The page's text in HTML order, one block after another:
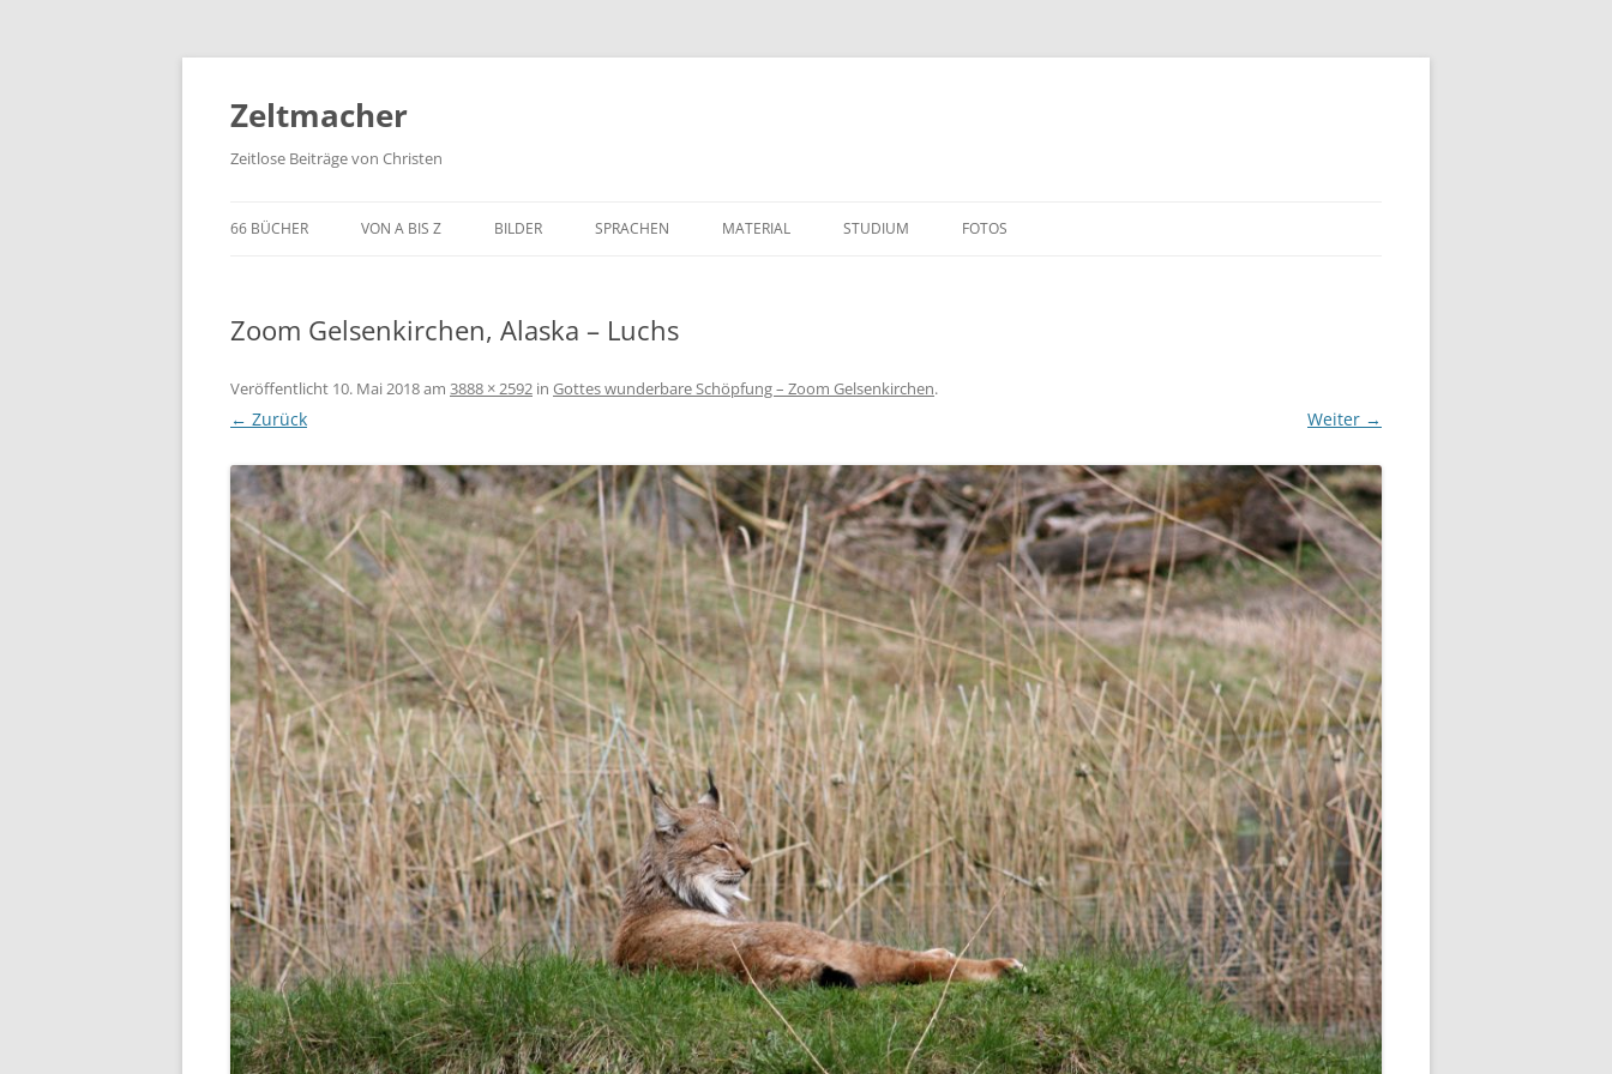
Zum
springen
Zeltmacher
Zeitlose Beiträge von Christen
66 BÜCHER VON A BIS Z BILDER SPRACHEN MATERIAL STUDIUM FOTOS
Zoom Gelsenkirchen, Alaska – Luchs
Veröffentlicht 10. Mai 2018am 3888 × 2592 in Gottes wunderbare Schöpfung – Zoom Gelsenkirchen.
← Zurück Weiter →